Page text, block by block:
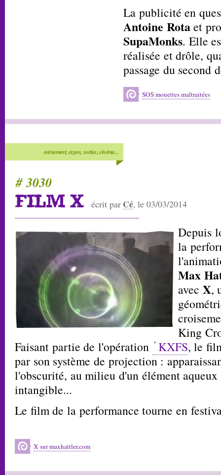
La publicité en
Antoine Rotaet
SupaMonks. Elle
réalisée et drôle,
passage du second
SOS mouettes maltraitées
evènement, expos, sorties, cinéma...
# 3030
FILM X écrit par Cé, le 03/03/2014
Depuis
la
Max
avec X,
King
Faisant partie de l'opération
KXFS, le
par son système de projection :
l'obscurité, au milieu d'un élément
intangible...
Le film de la performance tourne en
X sur maxhattler.com